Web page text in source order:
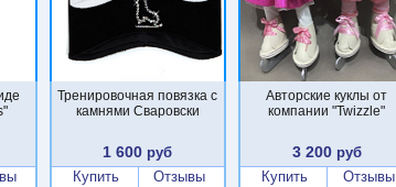
Тренировочная повязка с
камнями Сваровски
1 600 руб
Купить
Отзывы
Авторские куклы от
компании "Twizzle"
3 200руб
Купить
Отзывы